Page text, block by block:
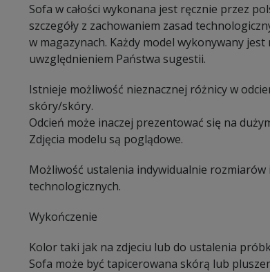
Sofa w całości wykonana jest ręcznie przez
szczegóły z zachowaniem zasad
w magazynach. Każdy model wykonywany
uwzględnieniem Państwa sugestii.
Istnieje możliwość nieznacznej różnicy w
skóry/skóry.
Odcień może inaczej prezentować się na
Zdjęcia modelu są poglądowe.
Możliwość ustalenia indywidualnie rozmiarów
technologicznych.
Wykończenie
Kolor taki jak na zdjeciu lub do ustalenia
Sofa może być tapicerowana skórą lub